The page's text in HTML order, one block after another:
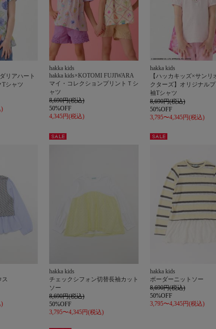
リアハート
Tシャツ
)
hakka kids
hakka kids×KOTOMI FUJIWARA
マイ・コレクションプリントＴシ
ャツ
8,690円(税込)
50%OFF
4,345円(税込)
hakka kids
【ハッカキッズ×サンリ
クターズ】オリジナル
袖Tシャツ
8,690円(税込)
50%OFF
3,795〜4,345円(税込)
ス
)
hakka kids
チェックシフォン切替長袖カット
ソー
8,690円(税込)
50%OFF
3,795〜4,345円(税込)
hakka kids
ボーダーニットソー
8,690円(税込)
50%OFF
3,795〜4,345円(税込)